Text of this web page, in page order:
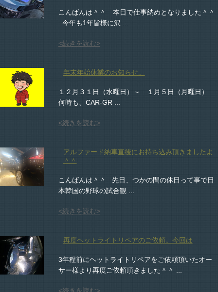
こんばんは＾＾ 本日で仕事納めとなりました＾＾
今年も1年皆様に沢 ...
<続きを読む>
年末年始休業のお知らせ。
１２月３１日（水曜日）～ １月５日（月曜日）
何時も、CAR-GR ...
<続きを読む>
アルファード納車直後にお持ち込み頂きましたよ
＾＾
こんばんは＾＾ 先日、つかの間の休日って事で日
本韓国の野球の試合観 ...
<続きを読む>
再度ヘットライトリペアのご依頼。今回は
3年程前にヘットライトリペアをご依頼頂いたオー
サー様より再度ご依頼頂きました＾＾ ...
<続きを読む>